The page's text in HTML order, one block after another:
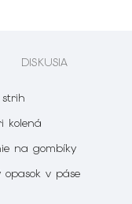
DISKUSIA
strih
kolená
na gombíky
opasok v páse